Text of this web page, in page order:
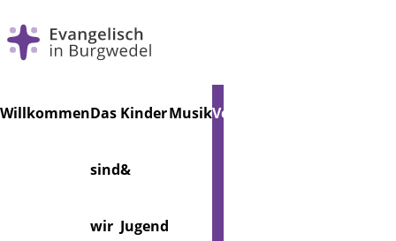
überspringen
WillkommenDas
sind
wir
Kinder
&
Jugend
MusikVeranstaltungen